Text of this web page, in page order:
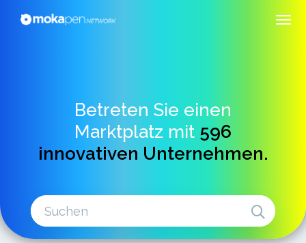
Betreten Sie einen
Marktplatz mit 596
innovativen Unternehmen.